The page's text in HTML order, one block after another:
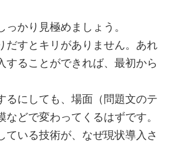
かり見極めましょう。
すとキリがありません。あれ
することができれば、最初から
にしても、場面（問題文のテ
などで変わってくるはずです。
いる技術が、なぜ現状導入さ